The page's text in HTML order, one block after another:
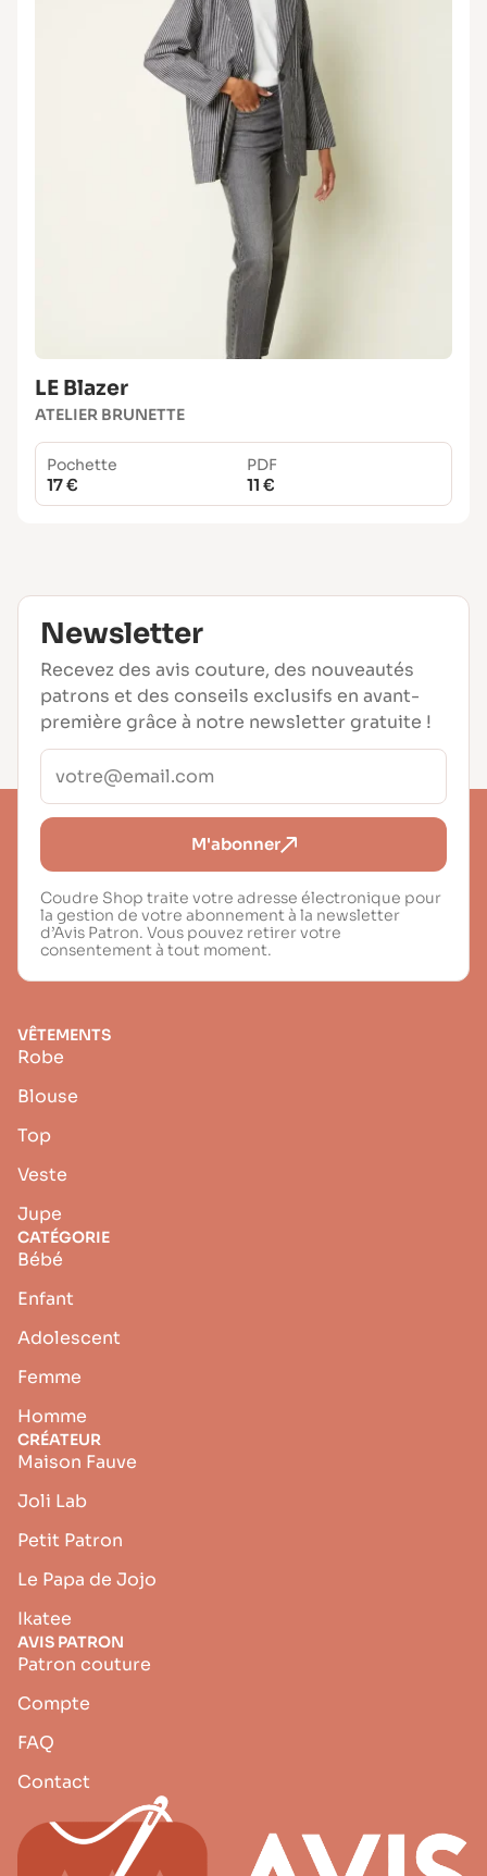
LE Blazer
ATELIER BRUNETTE
Pochette
17 €
PDF
11 €
Newsletter
Recevez des avis couture, des nouveautés
patrons et des conseils exclusifs en avant-
première grâce à notre newsletter gratuite !
M'abonner
Coudre Shop traite votre adresse électronique pour
la gestion de votre abonnement à la newsletter
d’Avis Patron. Vous pouvez retirer votre
consentement à tout moment.
VÊTEMENTS
Robe
Blouse
Top
Veste
Jupe
CATÉGORIE
Bébé
Enfant
Adolescent
Femme
Homme
CRÉATEUR
Maison Fauve
Joli Lab
Petit Patron
Le Papa de Jojo
Ikatee
AVIS PATRON
Patron couture
Compte
FAQ
Contact